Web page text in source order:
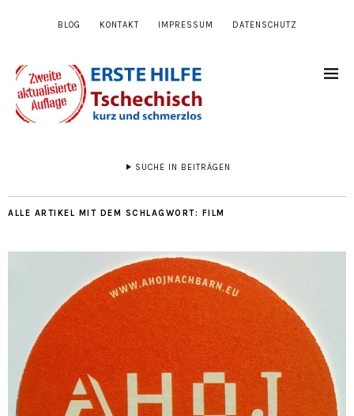
BLOG KONTAKT IMPRESSUM DATENSCHUTZ
SUCHE IN BEITRÄGEN
ALLE ARTIKEL MIT DEM SCHLAGWORT: FILM